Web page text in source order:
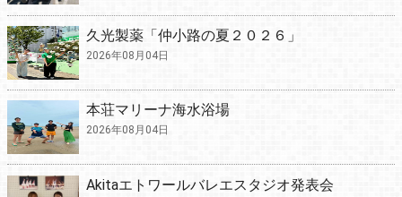
久光製薬「仲小路の夏２０２６」
2026年08月04日
本荘マリーナ海水浴場
2026年08月04日
Akitaエトワールバレエスタジオ発表会